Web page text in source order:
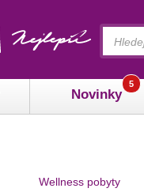
Novinky
5
Wellness pobyty